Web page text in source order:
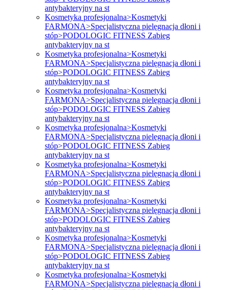
antybakteryjny na st
Kosmetyka profesjonalna>Kosmetyki
FARMONA>Specjalistyczna pielęgnacja dłoni i
stóp>PODOLOGIC FITNESS Zabieg
antybakteryjny na st
Kosmetyka profesjonalna>Kosmetyki
FARMONA>Specjalistyczna pielęgnacja dłoni i
stóp>PODOLOGIC FITNESS Zabieg
antybakteryjny na st
Kosmetyka profesjonalna>Kosmetyki
FARMONA>Specjalistyczna pielęgnacja dłoni i
stóp>PODOLOGIC FITNESS Zabieg
antybakteryjny na st
Kosmetyka profesjonalna>Kosmetyki
FARMONA>Specjalistyczna pielęgnacja dłoni i
stóp>PODOLOGIC FITNESS Zabieg
antybakteryjny na st
Kosmetyka profesjonalna>Kosmetyki
FARMONA>Specjalistyczna pielęgnacja dłoni i
stóp>PODOLOGIC FITNESS Zabieg
antybakteryjny na st
Kosmetyka profesjonalna>Kosmetyki
FARMONA>Specjalistyczna pielęgnacja dłoni i
stóp>PODOLOGIC FITNESS Zabieg
antybakteryjny na st
Kosmetyka profesjonalna>Kosmetyki
FARMONA>Specjalistyczna pielęgnacja dłoni i
stóp>PODOLOGIC FITNESS Zabieg
antybakteryjny na st
Kosmetyka profesjonalna>Kosmetyki
FARMONA>Specjalistyczna pielęgnacja dłoni i